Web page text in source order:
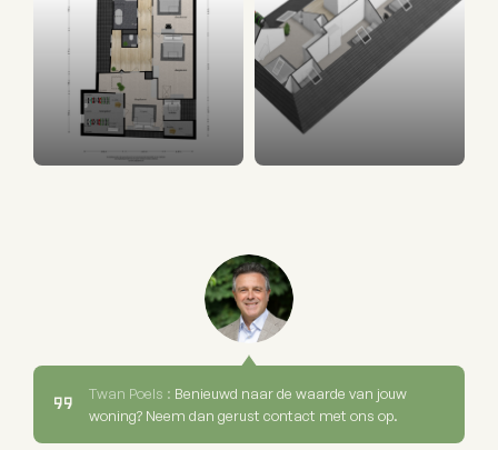
Twan Poels : Benieuwd naar de waarde van jouw
woning? Neem dan gerust contact met ons op.